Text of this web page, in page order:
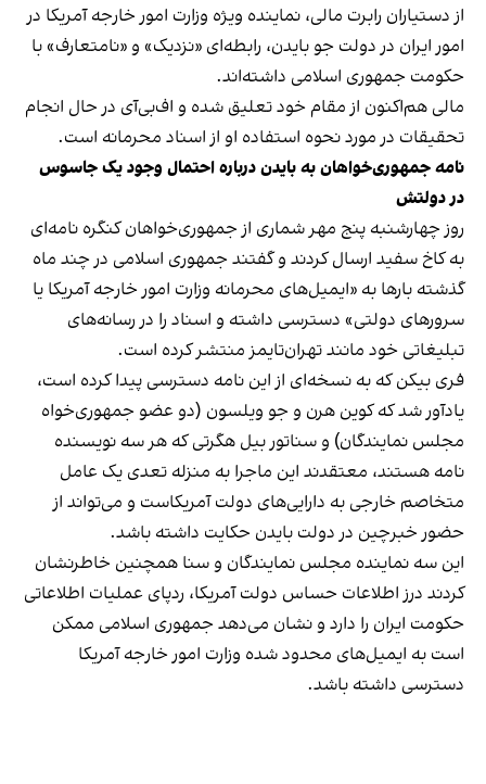
از دستیاران رابرت مالی، نماینده ویژه وزارت امور خارجه آمریکا در
امور ایران در دولت جو بایدن، رابطه‌ای «نزدیک» و «نامتعارف» با
حکومت جمهوری اسلامی داشته‌اند.
مالی هم‌اکنون از مقام خود تعلیق شده و اف‌بی‌آی در حال انجام
تحقیقات در مورد نحوه استفاده او از اسناد محرمانه است.
نامه جمهوری‌خواهان به بایدن درباره احتمال وجود یک جاسوس
در دولتش
روز چهارشنبه پنج مهر شماری از جمهوری‌خواهان کنگره نامه‌ای
به کاخ سفید ارسال کردند و گفتند جمهوری اسلامی در چند ماه
گذشته بارها به «ایمیل‌های محرمانه وزارت امور خارجه آمریکا یا
سرورهای دولتی» دسترسی داشته و اسناد را در رسانه‌های
تبلیغاتی خود مانند تهران‌تایمز منتشر کرده است.
فری‌ بیکن که به نسخه‌ای از این نامه دسترسی پیدا کرده است،
یادآور شد که کوین هرن و جو ویلسون (دو عضو جمهوری‌خواه
مجلس نمایندگان) و سناتور بیل هگرتی که هر سه نویسنده
نامه هستند، معتقدند این ماجرا به منزله تعدی یک عامل
متخاصم خارجی به دارایی‌های دولت آمریکاست و می‌تواند از
حضور خبرچین در دولت بایدن حکایت داشته باشد.
این سه نماینده مجلس نمایندگان و سنا همچنین خاطرنشان
کردند درز اطلاعات حساس دولت آمریکا، ردپای عملیات اطلاعاتی
حکومت ایران را دارد و نشان می‌دهد جمهوری اسلامی ممکن
است به ایمیل‌های محدود شده وزارت امور خارجه آمریکا
دسترسی داشته باشد.